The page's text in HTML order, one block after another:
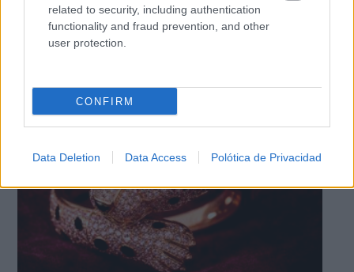
related to security, including authentication
functionality and fraud prevention, and other
user protection.
CONFIRM
Data Deletion Data Access Polótica de Privacidad